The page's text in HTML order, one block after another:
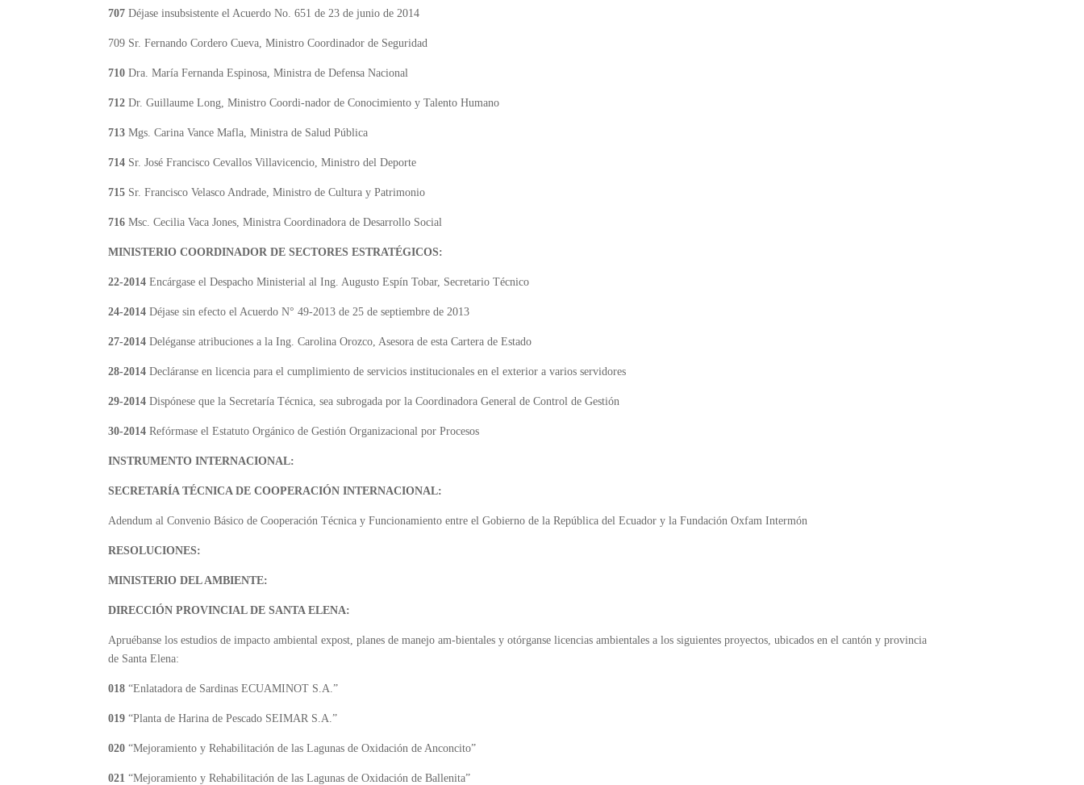
707 Déjase insubsistente el Acuerdo No. 651 de 23 de junio de 2014
709 Sr. Fernando Cordero Cueva, Ministro Coordinador de Seguridad
710 Dra. María Fernanda Espinosa, Ministra de Defensa Nacional
712 Dr. Guillaume Long, Ministro Coordi-nador de Conocimiento y Talento Humano
713 Mgs. Carina Vance Mafla, Ministra de Salud Pública
714 Sr. José Francisco Cevallos Villavicencio, Ministro del Deporte
715 Sr. Francisco Velasco Andrade, Ministro de Cultura y Patrimonio
716 Msc. Cecilia Vaca Jones, Ministra Coordinadora de Desarrollo Social
MINISTERIO COORDINADOR DE SECTORES ESTRATÉGICOS:
22-2014 Encárgase el Despacho Ministerial al Ing. Augusto Espín Tobar, Secretario Técnico
24-2014 Déjase sin efecto el Acuerdo N° 49-2013 de 25 de septiembre de 2013
27-2014Deléganse atribuciones a la Ing. Carolina Orozco, Asesora de esta Cartera de Estado
28-2014 Decláranse en licencia para el cumplimiento de servicios institucionales en el exterior a varios servidores
29-2014 Dispónese que la Secretaría Técnica, sea subrogada por la Coordinadora General de Control de Gestión
30-2014Refórmase el Estatuto Orgánico de Gestión Organizacional por Procesos
INSTRUMENTO INTERNACIONAL:
SECRETARÍA TÉCNICA DE COOPERACIÓN INTERNACIONAL:
Adendum al Convenio Básico de Cooperación Técnica y Funcionamiento entre el Gobierno de la República del Ecuador y la Fundación Oxfam Intermón
RESOLUCIONES:
MINISTERIO DEL AMBIENTE:
DIRECCIÓN PROVINCIAL DE SANTA ELENA:
Apruébanse los estudios de impacto ambiental expost, planes de manejo am-bientales y otórganse licencias ambientales a los siguientes proyectos, ubicados en el cantón y provincia
de Santa Elena:
018 “Enlatadora de Sardinas ECUAMINOT S.A.”
019“Planta de Harina de Pescado SEIMAR S.A.”
020 “Mejoramiento y Rehabilitación de las Lagunas de Oxidación de Anconcito”
021“Mejoramiento y Rehabilitación de las Lagunas de Oxidación de Ballenita”